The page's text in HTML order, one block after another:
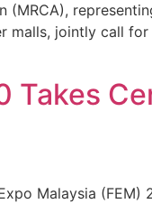
(MRCA),
jointly call
Takes
Malaysia